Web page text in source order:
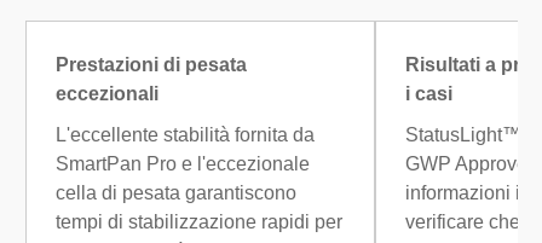
Prestazioni di pesata
eccezionali
L'eccellente stabilità fornita da
SmartPan Pro e l'eccezionale
cella di pesata garantiscono
tempi di stabilizzazione rapidi per
Risultati a
i casi
StatusLight™,
GWP
informazioni
verificare che i